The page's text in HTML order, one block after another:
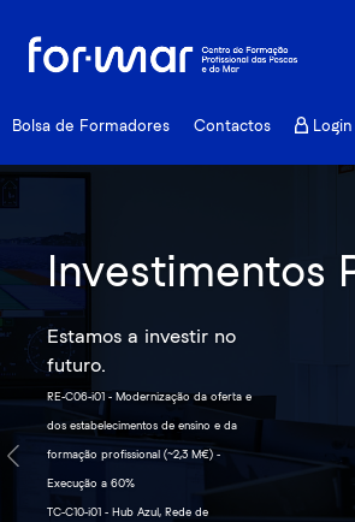
Bolsa de Formadores Contactos Login
Investimentos
Estamos a investir no
futuro.
RE-C06-i01 - Modernização da oferta e
dos estabelecimentos de ensino e da
formação profissional (~2,3 M€) -
Execução a 60%
TC-C10-i01 - Hub Azul, Rede de
Standards of Training,
Certification and
Watchkeeping
Ver lista
Ver lista
Previous